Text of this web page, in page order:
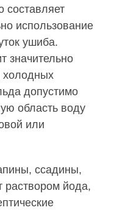
составляет
использование
ушиба.
значительно
холодных
допустимо
область воду
или
ссадины,
раствором йода,